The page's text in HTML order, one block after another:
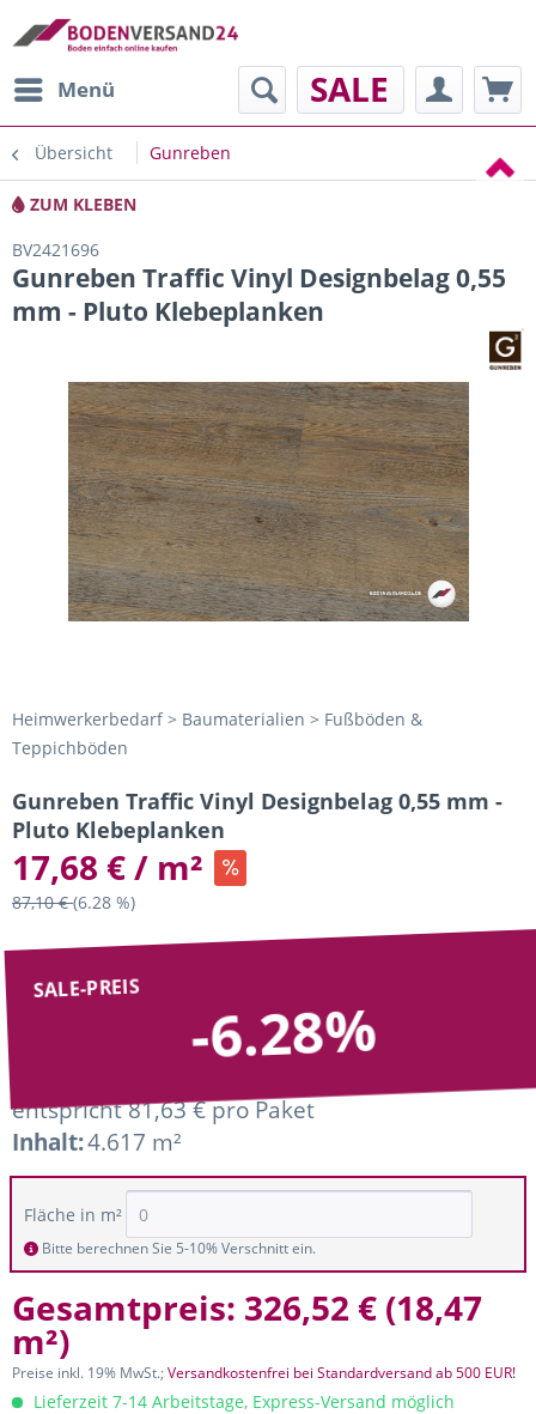
Menü SALE
Übersicht Gunreben
ZUM KLEBEN
BV2421696
Gunreben Traffic Vinyl Designbelag 0,55
mm - Pluto Klebeplanken
Heimwerkerbedarf > Baumaterialien > Fußböden &
Teppichböden
Gunreben Traffic Vinyl Designbelag 0,55 mm -
Pluto Klebeplanken
17,68 € / m²
87,10 €(6.28 %)
SALE-PREIS
-6.28%
entspricht 81,63 € pro Paket
Inhalt:4.617 m²
Fläche in m²
Bitte berechnen Sie 5-10% Verschnitt ein.
Gesamtpreis: 326,52 € (18,47
m²)
Preise inkl. 19% MwSt.;Versandkostenfrei bei Standardversand ab 500 EUR!
Lieferzeit 7-14 Arbeitstage, Express-Versand möglich